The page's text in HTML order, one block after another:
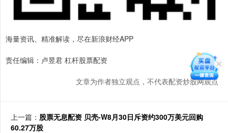
海量资讯、精准解读，尽在新浪财经APP
责任编辑：卢昱君 杠杆股票配资
文章为作者独立观点，不代表配资炒股网观点
上一篇： 股票无息配资 贝壳-W8月30日斥资约300万美元回购
60.27万股